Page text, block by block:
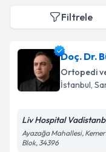
Filtrele
Doç. Dr.
Ortopedi
İstanbul,
Liv Hospital
Ayazağa Mahallesi,
Blok, 34396